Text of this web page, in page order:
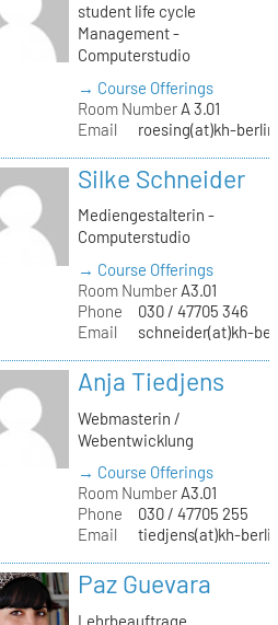
student life cycle
Management -
Computerstudio
→ Course Offerings
Room NumberA 3.01
Email
roesing(at)kh-
Silke Schneider
Mediengestalterin -
Computerstudio
→ Course Offerings
Room NumberA3.01
Phone
030 / 47705 346
Email
schneider(at)kh-
Anja Tiedjens
Webmasterin /
Webentwicklung
→ Course Offerings
Room NumberA3.01
Phone
030 / 47705 255
Email
tiedjens(at)kh-
Paz Guevara
Lehrbeauftrage